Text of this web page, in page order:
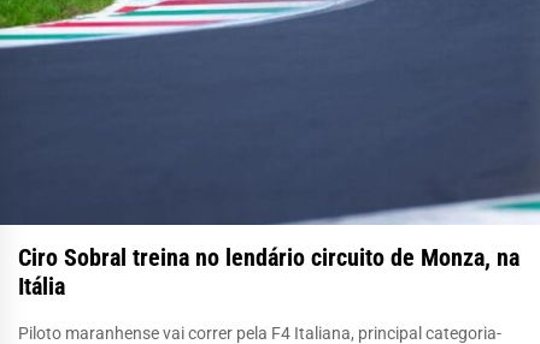
Ciro Sobral treina no lendário circuito de Monza, na
Itália
Piloto maranhense vai correr pela F4 Italiana, principal categoria-